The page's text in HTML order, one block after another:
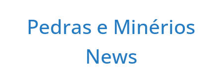
Pedras e Minérios
News